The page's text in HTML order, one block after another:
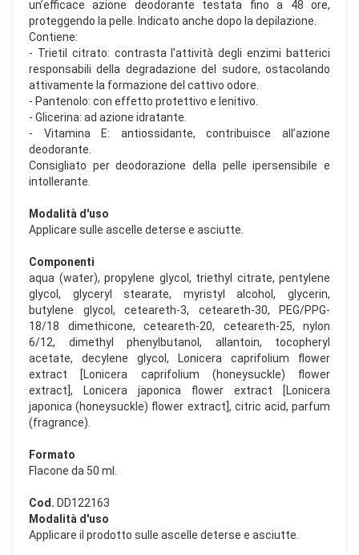
un’efficace azione deodorante testata fino a 48 ore,
proteggendo la pelle. Indicato anche dopo la depilazione.
Contiene:
- Trietil citrato: contrasta l’attività degli enzimi batterici
responsabili della degradazione del sudore, ostacolando
attivamente la formazione del cattivo odore.
- Pantenolo: con effetto protettivo e lenitivo.
- Glicerina: ad azione idratante.
- Vitamina E: antiossidante, contribuisce all’azione
deodorante.
Consigliato per deodorazione della pelle ipersensibile e
intollerante.
Modalità d'uso
Applicare sulle ascelle deterse e asciutte.
Componenti
aqua (water), propylene glycol, triethyl citrate, pentylene
glycol, glyceryl stearate, myristyl alcohol, glycerin,
butylene glycol, ceteareth-3, ceteareth-30, PEG/PPG-
18/18 dimethicone, ceteareth-20, ceteareth-25, nylon
6/12, dimethyl phenylbutanol, allantoin, tocopheryl
acetate, decylene glycol, Lonicera caprifolium flower
extract [Lonicera caprifolium (honeysuckle) flower
extract], Lonicera japonica flower extract [Lonicera
japonica (honeysuckle) flower extract], citric acid, parfum
(fragrance).
Formato
Flacone da 50 ml.
Cod. DD122163
Modalità d'uso
Applicare il prodotto sulle ascelle deterse e asciutte.